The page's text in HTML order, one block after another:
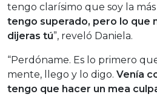
tengo clarísimo que soy la
tengo superado, pero lo que
dijeras tú”, reveló Daniela.
“Perdóname. Es lo primero
mente, llego y lo digo. Venía
tengo que hacer un mea